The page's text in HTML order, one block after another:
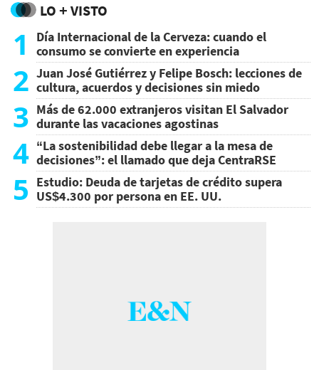
LO + VISTO
1
Día Internacional de la Cerveza: cuando el
consumo se convierte en experiencia
2 Juan José Gutiérrez y Felipe Bosch: lecciones de
cultura, acuerdos y decisiones sin miedo
3 Más de 62.000 extranjeros visitan El Salvador
durante las vacaciones agostinas
4 “La sostenibilidad debe llegar a la mesa de
decisiones”: el llamado que deja CentraRSE
5 Estudio: Deuda de tarjetas de crédito supera
US$4.300 por persona en EE. UU.